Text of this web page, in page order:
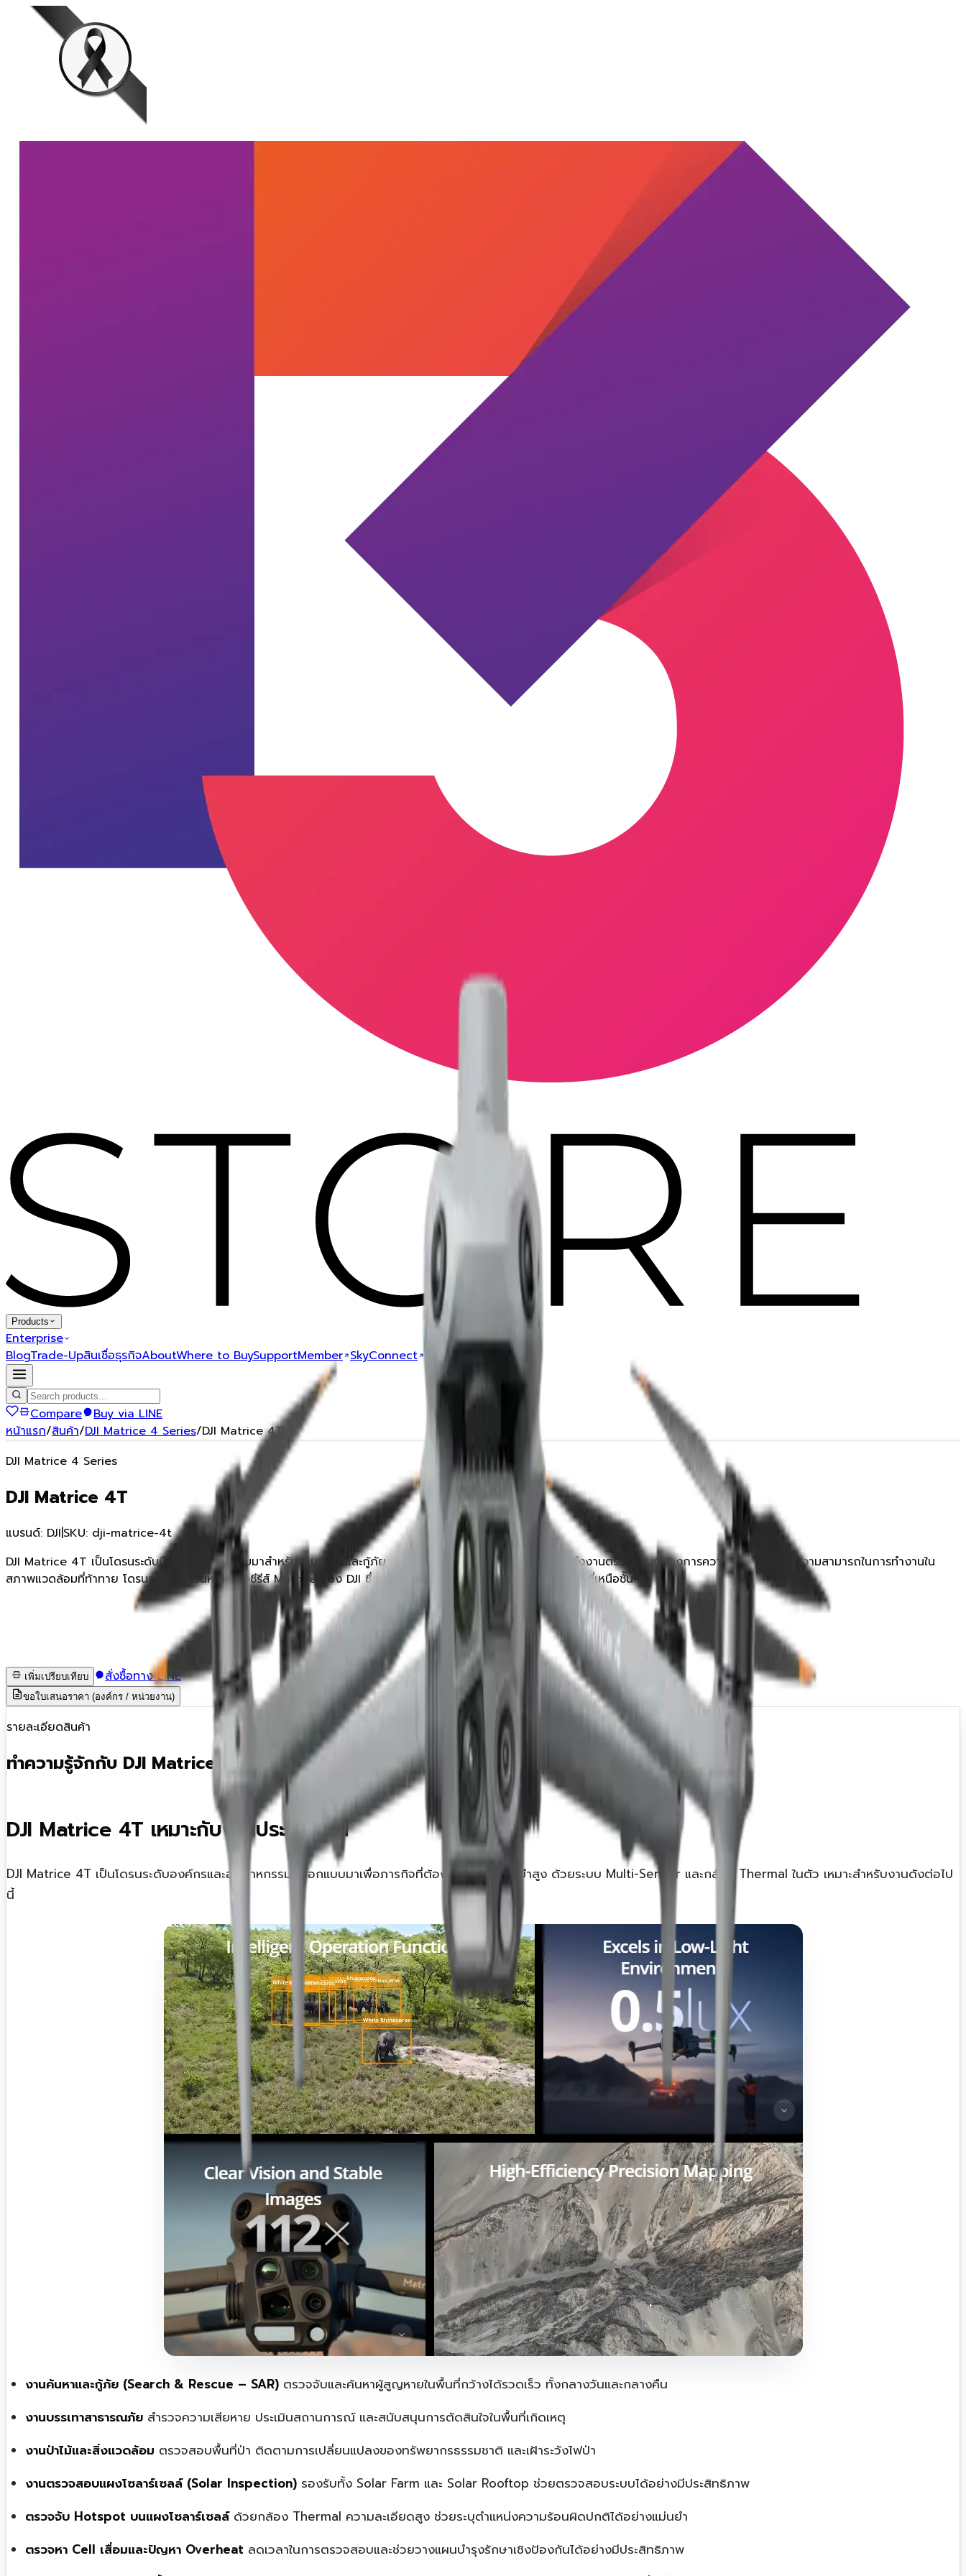
Products
Enterprise
BlogTrade-Upสินเชื่อธุรกิจAboutWhere to BuySupportMember SkyConnect
Compare
Buy via LINE
หน้าแรก/สินค้า/DJI Matrice 4 Series/DJI Matrice 4T
DJI Matrice 4 Series
DJI Matrice 4T
แบรนด์: DJI|SKU: dji-matrice-4t
DJI Matrice 4T เป็นโดรนระดับมืออาชีพที่ออกแบบมาสำหรับงานค้นหาและกู้ภัย (Search and Rescue – SAR) รวมถึงงานตรวจสอบที่ต้องการความแม่นยำสูงและความสามารถในการทำงานใน
สภาพแวดล้อมที่ท้าทาย โดรนรุ่นนี้เป็นส่วนหนึ่งของซีรีส์ Matrice ของ DJI ซึ่งโดดเด่นในด้านความทนทานและประสิทธิภาพที่เหนือชั้น
เพิ่มเปรียบเทียบ สั่งซื้อทาง LINE
ขอใบเสนอราคา (องค์กร / หน่วยงาน)
รายละเอียดสินค้า
ทำความรู้จักกับ DJI Matrice 4T
DJI Matrice 4T เหมาะกับงานประเภทไหน
DJI Matrice 4T เป็นโดรนระดับองค์กรและอุตสาหกรรมที่ออกแบบมาเพื่อภารกิจที่ต้องการความแม่นยำสูง ด้วยระบบ Multi-Sensor และกล้อง Thermal ในตัว เหมาะสำหรับงานดังต่อไป
นี้
งานค้นหาและกู้ภัย (Search & Rescue – SAR)ตรวจจับและค้นหาผู้สูญหายในพื้นที่กว้างได้รวดเร็ว ทั้งกลางวันและกลางคืน
งานบรรเทาสาธารณภัยสำรวจความเสียหาย ประเมินสถานการณ์ และสนับสนุนการตัดสินใจในพื้นที่เกิดเหตุ
งานป่าไม้และสิ่งแวดล้อม ตรวจสอบพื้นที่ป่า ติดตามการเปลี่ยนแปลงของทรัพยากรธรรมชาติ และเฝ้าระวังไฟป่า
งานตรวจสอบแผงโซลาร์เซลล์ (Solar Inspection)รองรับทั้ง Solar Farm และ Solar Rooftop ช่วยตรวจสอบระบบได้อย่างมีประสิทธิภาพ
ตรวจจับ Hotspot บนแผงโซลาร์เซลล์ด้วยกล้อง Thermal ความละเอียดสูง ช่วยระบุตำแหน่งความร้อนผิดปกติได้อย่างแม่นยำ
ตรวจหา Cell เสื่อมและปัญหา Overheat ลดเวลาในการตรวจสอบและช่วยวางแผนบำรุงรักษาเชิงป้องกันได้อย่างมีประสิทธิภาพ